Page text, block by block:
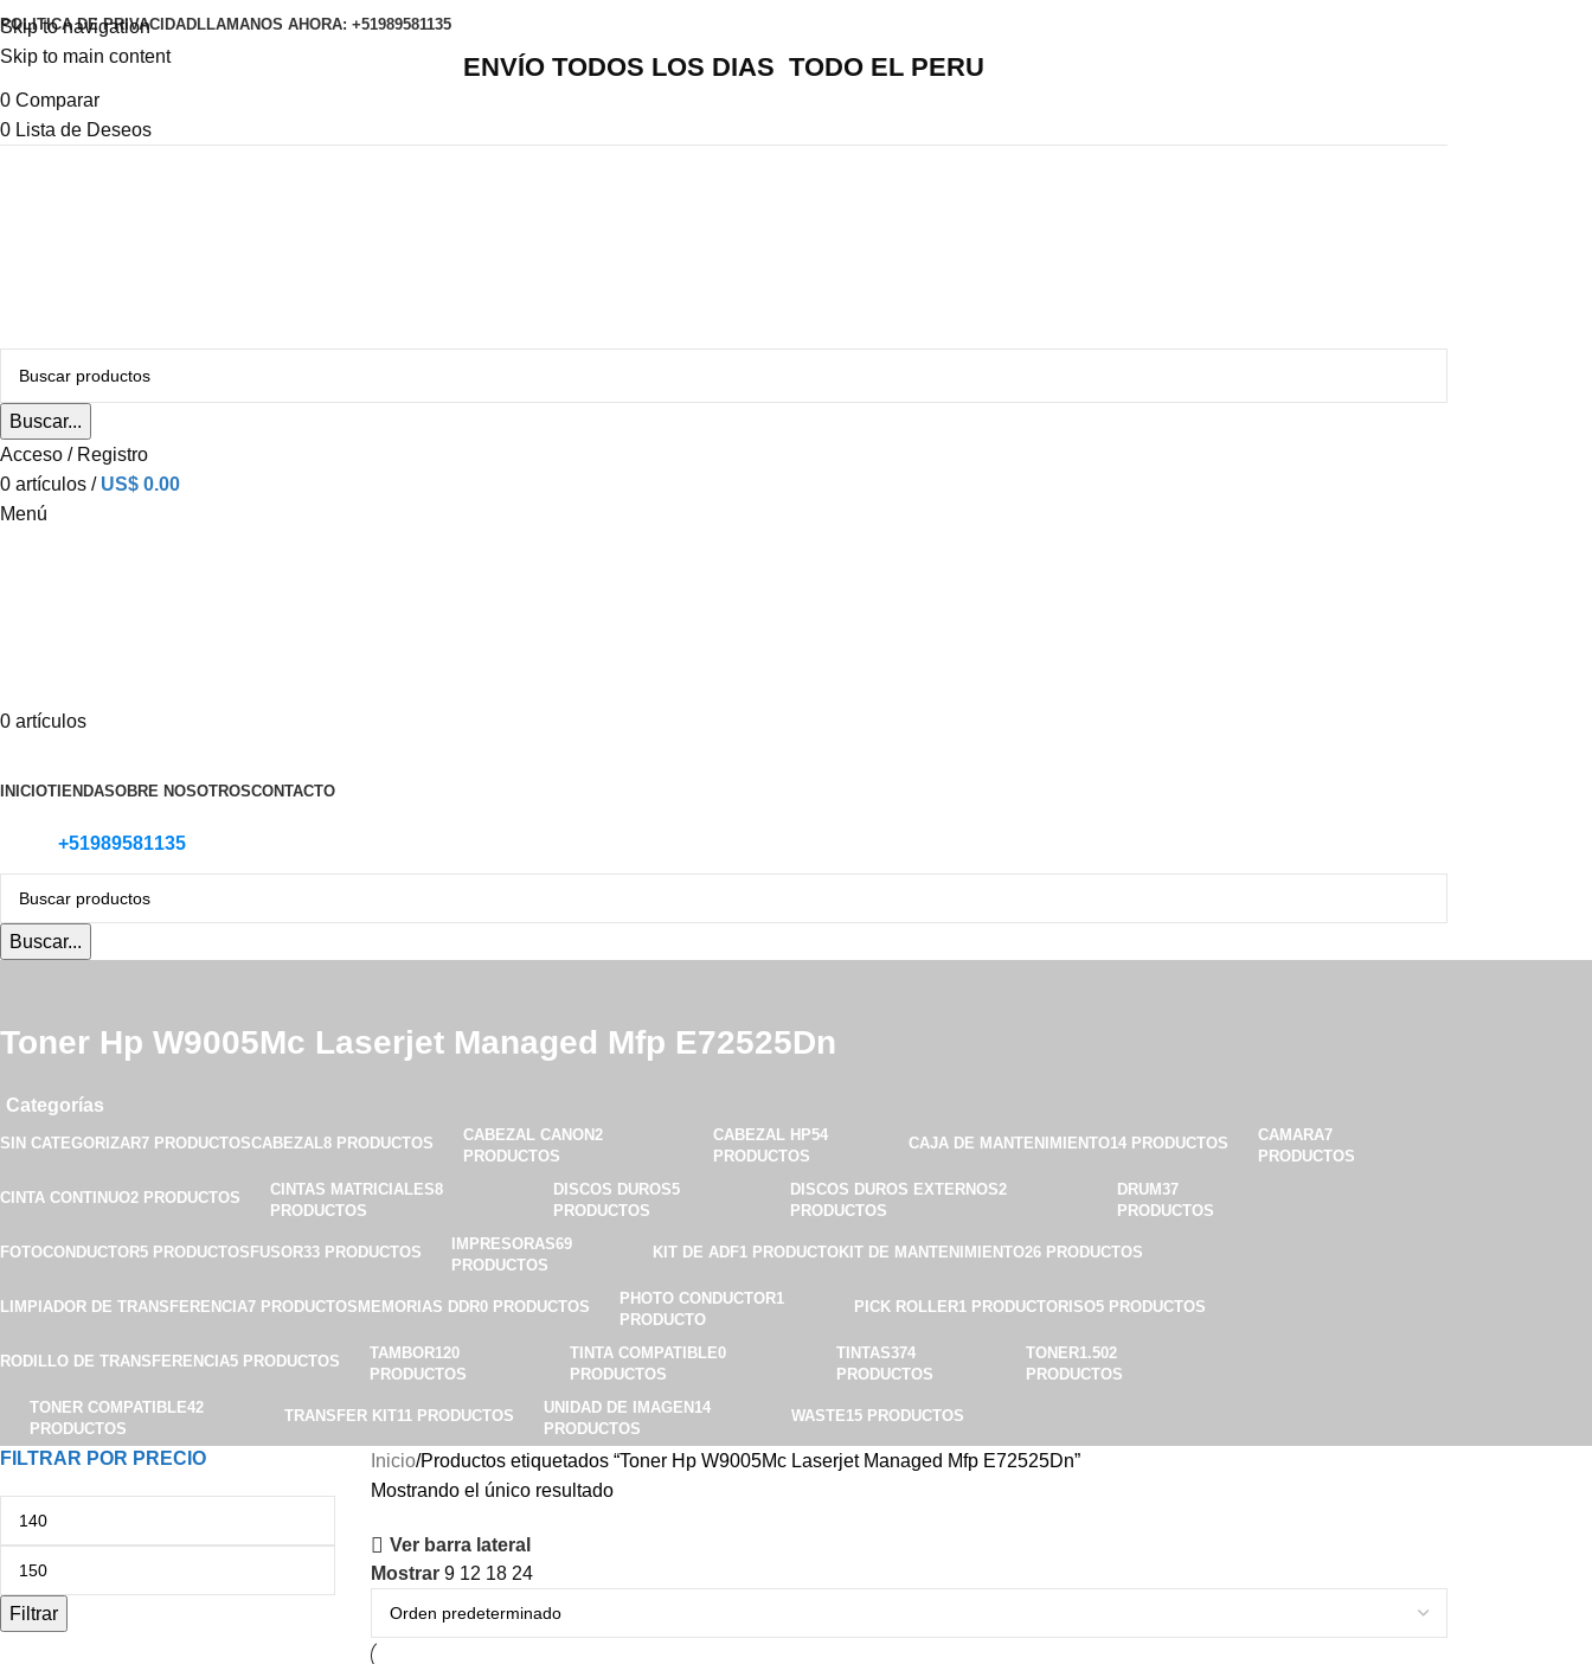
Skip to navigation
Skip to main content
POLITICA DE PRIVACIDADLLAMANOS AHORA: +51989581135
ENVÍO TODOS LOS DIAS TODO EL PERU
0 Comparar
0 Lista de Deseos
Buscar...
Acceso / Registro
0 artículos / US$ 0.00
Menú
0 artículos
INICIOTIENDASOBRE NOSOTROSCONTACTO
+51989581135
Buscar...
Toner Hp W9005Mc Laserjet Managed Mfp E72525Dn
Categorías
SIN CATEGORIZAR7 PRODUCTOSCABEZAL8 PRODUCTOS CABEZAL CANON2
PRODUCTOS
CABEZAL HP54
PRODUCTOS
CAJA DE MANTENIMIENTO14 PRODUCTOS CAMARA7
PRODUCTOS
CINTA CONTINUO2 PRODUCTOS CINTAS MATRICIALES8
PRODUCTOS
DISCOS DUROS5
PRODUCTOS
DISCOS DUROS EXTERNOS2
PRODUCTOS
DRUM 37
PRODUCTOS
FOTOCONDUCTOR5 PRODUCTOS FUSOR33 PRODUCTOS IMPRESORAS69
PRODUCTOS
KIT DE ADF1 PRODUCTO KIT DE MANTENIMIENTO26 PRODUCTOS
LIMPIADOR DE TRANSFERENCIA7 PRODUCTOS MEMORIAS DDR0 PRODUCTOS PHOTO CONDUCTOR1
PRODUCTO
PICK ROLLER1 PRODUCTO RISO5 PRODUCTOS
RODILLO DE TRANSFERENCIA5 PRODUCTOS TAMBOR120
PRODUCTOS
TINTA COMPATIBLE0
PRODUCTOS
TINTAS374
PRODUCTOS
TONER1.502
PRODUCTOS
TONER COMPATIBLE42
PRODUCTOS
TRANSFER KIT11 PRODUCTOS UNIDAD DE IMAGEN 14
PRODUCTOS
WASTE15 PRODUCTOS
FILTRAR POR PRECIO
Filtrar
Inicio Productos etiquetados “Toner Hp W9005Mc Laserjet Managed Mfp E72525Dn”
Mostrando el único resultado
Ver barra lateral
Mostrar 9 12 18 24